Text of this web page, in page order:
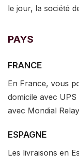
le jour, la société
PAYS
FRANCE
En France, vous
domicile avec
avec Mondial
ESPAGNE
Les livraisons en